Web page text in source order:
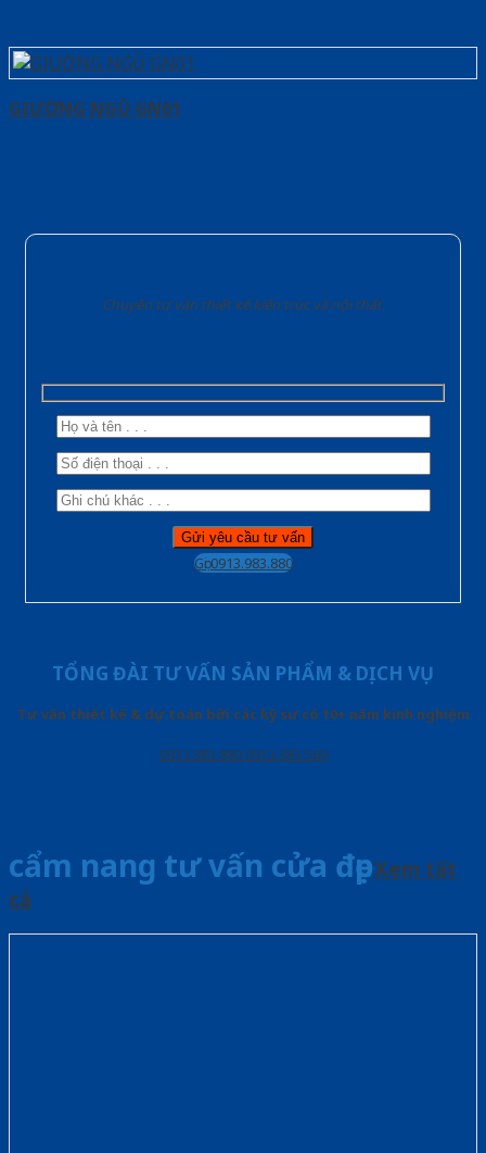
GIƯỜNG NGỦ GN01
Chuyên tư vấn thiết kế kiến trúc và nội thất.
Gọi 0913.983.880
TỔNG ĐÀI TƯ VẤN SẢN PHẨM & DỊCH VỤ
Tư vấn thiết kế & dự toán bởi các kỹ sư có 10+ năm kinh nghiệm
0913.983.880 0913.983.569
cẩm nang tư vấn cửa đẹpXem tất
cả